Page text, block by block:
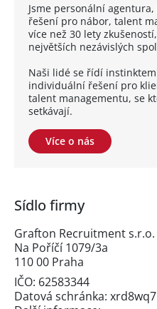
Jsme personální
řešení pro nábor, talent
více než 30 lety
největších nezávislých
Naši lidé se řídí
individuální řešení pro
talent managementu, se
setkávají.
Více o nás
Sídlo firmy
Grafton Recruitment s.r.o.
Na Poříčí 1079/3a
110 00 Praha
IČO: 62583344
Datová schránka: xrd8wq7